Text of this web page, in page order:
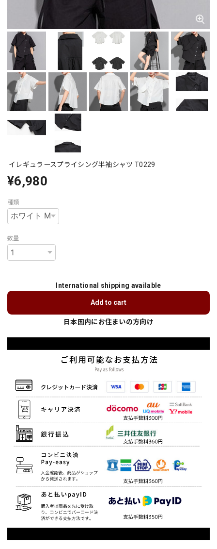
イレギュラースプライシング半袖シャツ T0229
¥6,980
種類
数量
International shipping available
Add to cart
日本国内にお住まいの方向け